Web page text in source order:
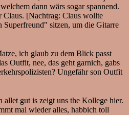
dann wärs sogar spannend.
Claus. [Nachtrag: Claus wollte
sitzen, um die Gitarre
ich glaub zu dem Blick passt
Outfit, nee, das geht garnich, gabs
Ungefähr son Outfit
allet gut is zeigt uns the Kollege hier.
mal wieder alles, habbich toll